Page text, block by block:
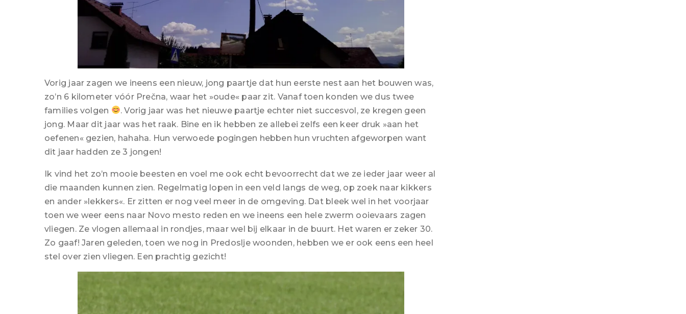
Vorig jaar zagen we ineens een nieuw, jong paartje dat hun eerste nest aan het bouwen was,
zo’n 6 kilometer vóór Prečna, waar het »oude« paar zit. Vanaf toen konden we dus twee
families volgen
. Vorig jaar was het nieuwe paartje echter niet succesvol, ze kregen geen
jong. Maar dit jaar was het raak. Bine en ik hebben ze allebei zelfs een keer druk »aan het
oefenen« gezien, hahaha. Hun verwoede pogingen hebben hun vruchten afgeworpen want
dit jaar hadden ze 3 jongen!
Ik vind het zo’n mooie beesten en voel me ook echt bevoorrecht dat we ze ieder jaar weer al
die maanden kunnen zien. Regelmatig lopen in een veld langs de weg, op zoek naar kikkers
en ander »lekkers«. Er zitten er nog veel meer in de omgeving. Dat bleek wel in het voorjaar
toen we weer eens naar Novo mesto reden en we ineens een hele zwerm ooievaars zagen
vliegen. Ze vlogen allemaal in rondjes, maar wel bij elkaar in de buurt. Het waren er zeker 30.
Zo gaaf! Jaren geleden, toen we nog in Predoslje woonden, hebben we er ook eens een heel
stel over zien vliegen. Een prachtig gezicht!